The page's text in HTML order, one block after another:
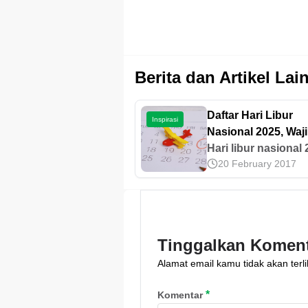
Berita dan Artikel
Inspirasi
Daftar Hari Libur
Nasional 2025,
Catat untuk
Hari libur nasional
telah ditetapkan
pemerintah
selengkapnya di
20 February 2017
Tinggalkan
Alamat email kamu tidak akan
Komentar*